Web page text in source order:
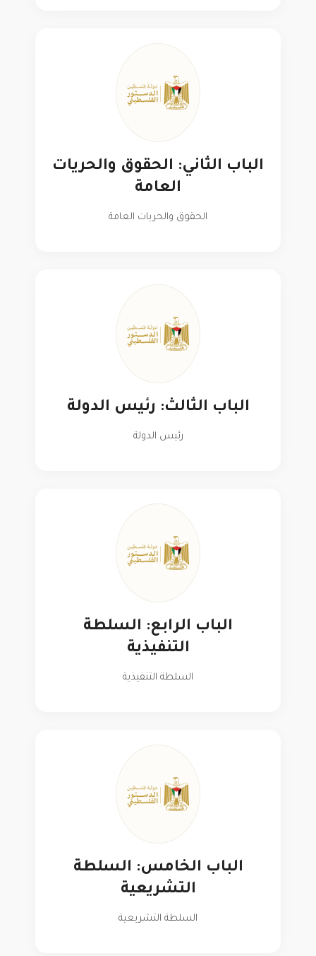
الباب الثاني: الحقوق والحريات
العامة
الحقوق والحريات العامة
الباب الثالث: رئيس الدولة
رئيس الدولة
الباب الرابع: السلطة
التنفيذية
السلطة التنفيذية
الباب الخامس: السلطة
التشريعية
السلطة التشريعية